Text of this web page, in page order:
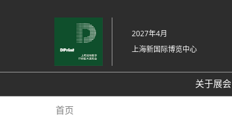
转
至
容
2027年4月
上海新国际博览中心
关于展会
首页